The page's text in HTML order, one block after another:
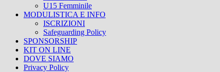
U15 Femminile
MODULISTICA E INFO
ISCRIZIONI
Safeguarding Policy
SPONSORSHIP
KIT ON LINE
DOVE SIAMO
Privacy Policy